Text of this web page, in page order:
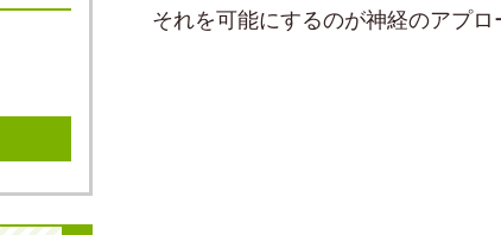
それを可能にするのが神経のアプ